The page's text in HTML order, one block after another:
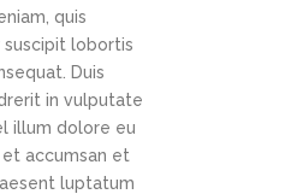
quis
lobortis
Duis
in vulputate
illum dolore eu
accumsan et
luptatum